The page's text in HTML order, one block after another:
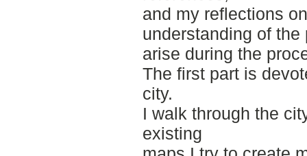
and my reflections
understanding of
arise during the
The first part is
city.
I walk through the
existing